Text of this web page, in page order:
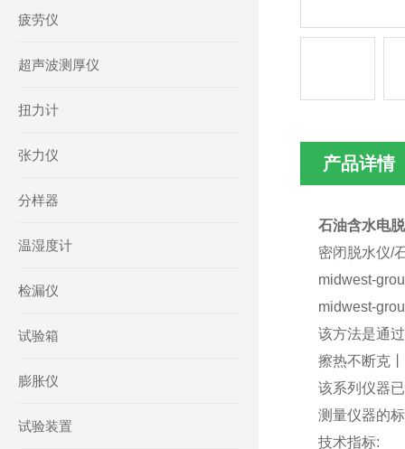
疲劳仪
超声波测厚仪
扭力计
张力仪
分样器
温湿度计
检漏仪
试验箱
膨胀仪
试验装置
产品详情
石油含水电
密闭脱水仪/
midwest-
midwest-
该方法是通
擦热不断克
该系列仪器
测量仪器的
技术指标: